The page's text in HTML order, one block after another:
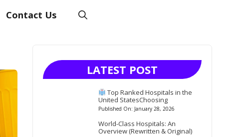
Contact Us
LATEST POST
Top Ranked Hospitals in the
United StatesChoosing
Published On: January 28, 2026
World-Class Hospitals: An
Overview (Rewritten & Original)